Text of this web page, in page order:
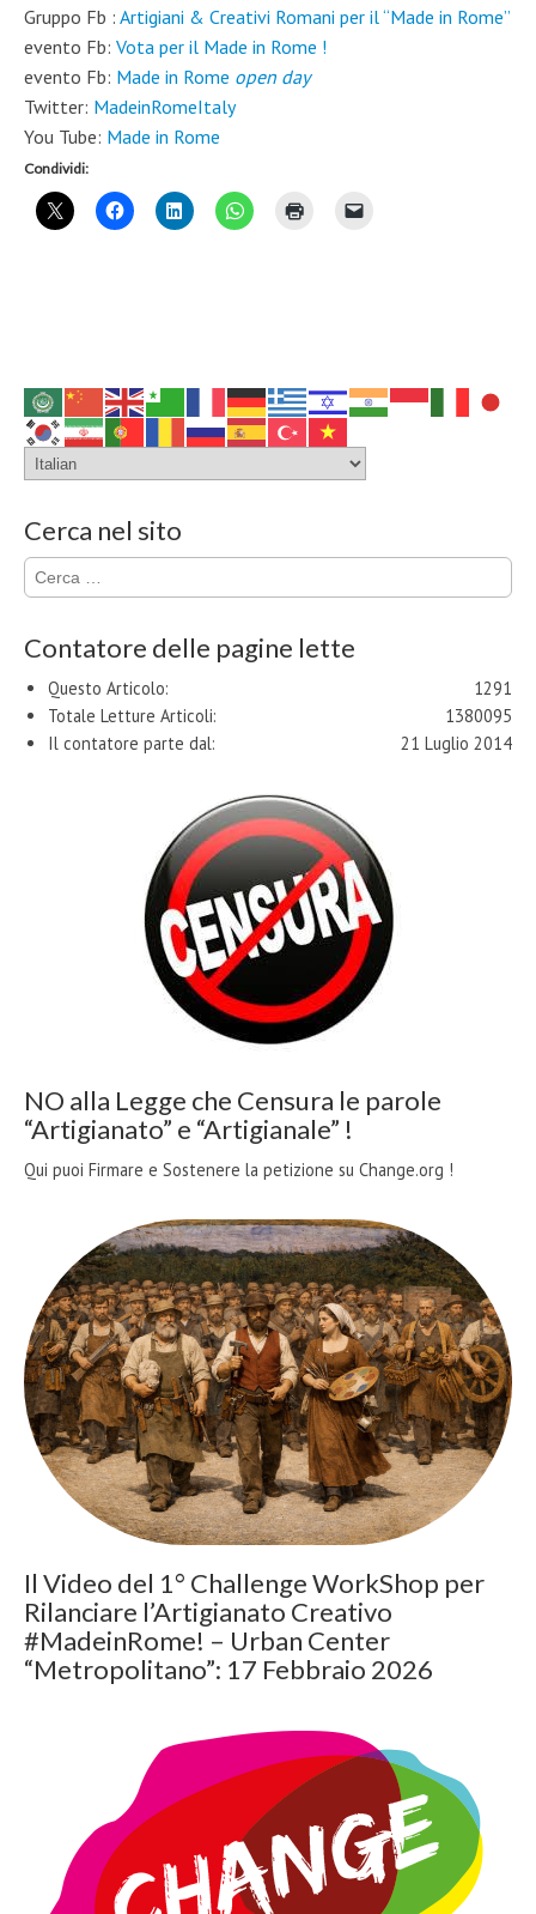
Gruppo Fb : Artigiani & Creativi Romani per il “Made in Rome”
evento Fb: Vota per il Made in Rome !
evento Fb: Made in Rome open day
Twitter: MadeinRomeItaly
You Tube: Made in Rome
Condividi:
Cerca nel sito
Ricerca
per:
Contatore delle pagine lette
1291
Questo Articolo:
1380095
Totale Letture Articoli:
21 Luglio 2014
Il contatore parte dal:
NO alla Legge che Censura le parole
“Artigianato” e “Artigianale” !
Qui puoi Firmare e Sostenere la petizione su Change.org !
Il Video del 1° Challenge WorkShop per
Rilanciare l’Artigianato Creativo
#MadeinRome! – Urban Center
“Metropolitano”: 17 Febbraio 2026